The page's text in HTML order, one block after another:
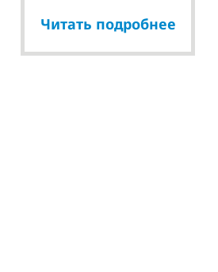
Читать подробнее